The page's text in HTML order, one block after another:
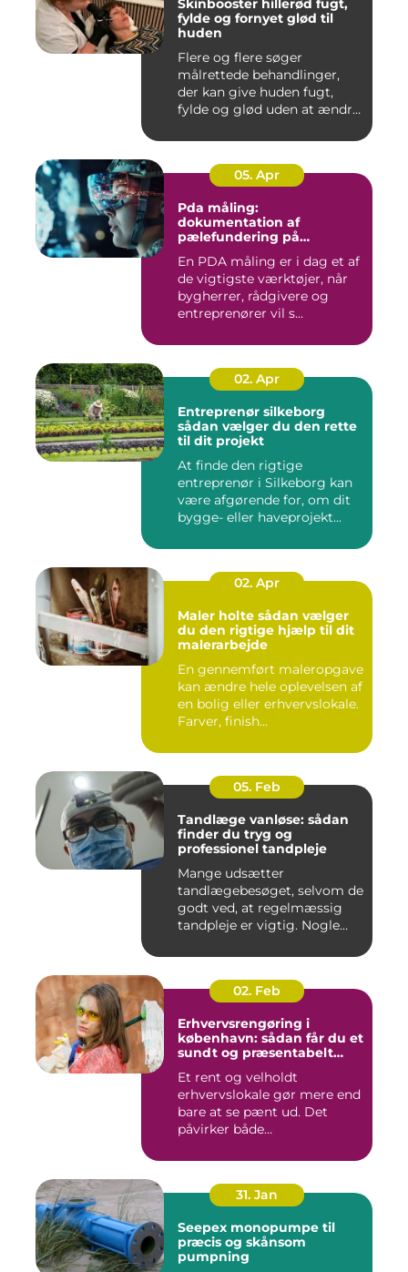
Skinbooster hillerød fugt,
fylde og fornyet glød til
huden
Flere og flere søger
målrettede behandlinger,
der kan give huden fugt,
fylde og glød uden at ændre
05. Apr
Pda måling:
dokumentation af
pælefundering på
En PDA måling er i dag et af
de vigtigste værktøjer, når
bygherrer, rådgivere og
entreprenører vil s...
02. Apr
Entreprenør silkeborg
sådan vælger du den rette
til dit projekt
At finde den rigtige
entreprenør i Silkeborg kan
være afgørende for, om dit
bygge- eller haveprojekt...
02. Apr
Maler holte sådan vælger
du den rigtige hjælp til dit
malerarbejde
En gennemført maleropgave
kan ændre hele oplevelsen af
en bolig eller erhvervslokale.
Farver, finish...
05. Feb
Tandlæge vanløse: sådan
finder du tryg og
professionel tandpleje
Mange udsætter
tandlægebesøget, selvom de
godt ved, at regelmæssig
tandpleje er vigtig. Nogle
02. Feb
Erhvervsrengøring i
københavn: sådan får du et
sundt og præsentabelt
Et rent og velholdt
erhvervslokale gør mere end
bare at se pænt ud. Det
påvirker både
31. Jan
Seepex monopumpe til
præcis og skånsom
pumpning